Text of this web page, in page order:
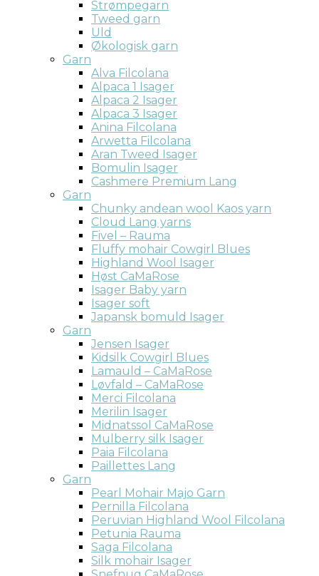
Strømpegarn
Tweed garn
Uld
Økologisk garn
Garn
Alva Filcolana
Alpaca 1 Isager
Alpaca 2 Isager
Alpaca 3 Isager
Anina Filcolana
Arwetta Filcolana
Aran Tweed Isager
Bomulin Isager
Cashmere Premium Lang
Garn
Chunky andean wool Kaos yarn
Cloud Lang yarns
Fivel – Rauma
Fluffy mohair Cowgirl Blues
Highland Wool Isager
Høst CaMaRose
Isager Baby yarn
Isager soft
Japansk bomuld Isager
Garn
Jensen Isager
Kidsilk Cowgirl Blues
Lamauld – CaMaRose
Løvfald – CaMaRose
Merci Filcolana
Merilin Isager
Midnatssol CaMaRose
Mulberry silk Isager
Paia Filcolana
Paillettes Lang
Garn
Pearl Mohair Majo Garn
Pernilla Filcolana
Peruvian Highland Wool Filcolana
Petunia Rauma
Saga Filcolana
Silk mohair Isager